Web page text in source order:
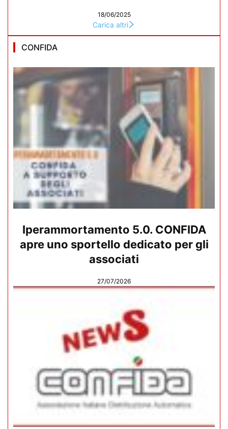
18/06/2025
Carica altri
CONFIDA
Iperammortamento 5.0. CONFIDA
apre uno sportello dedicato per gli
associati
27/07/2026